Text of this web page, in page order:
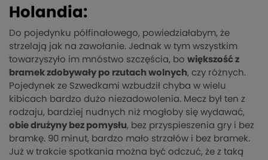
Holandia:
Do pojedynku półfinałowego, powiedziałabym, że
strzelają jak na zawołanie. Jednak w tym wszystkim
towarzyszyło im mnóstwo szczęścia, bo większość z
bramek zdobywały po rzutach wolnych, czy różnych.
Pojedynek ze Szwedkami wzbudził chyba w wielu
kibicach bardzo dużo niezadowolenia. Mecz był ten z
rodzaju, bardziej nudnych niż mogłoby się wydawać,
obie drużyny bez pomysłu, bez przyspieszenia gry i bez
bramkę. 90 minut, bardzo mało strzałów i bez bramek.
Już w trakcie spotkania można być odczuć, że z taką